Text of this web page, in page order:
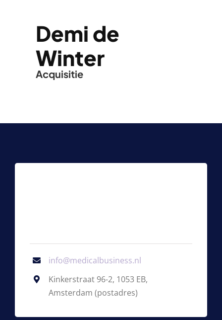
Demi de
Winter
Acquisitie
info@medicalbusiness.nl
Kinkerstraat 96-2, 1053 EB,
Amsterdam (postadres)